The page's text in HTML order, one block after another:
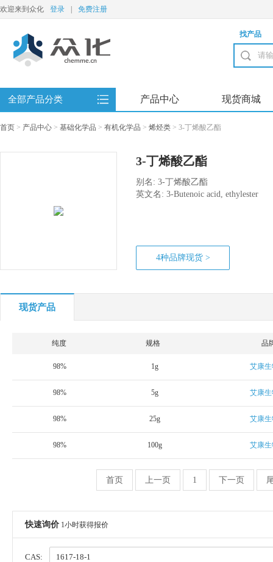
欢迎来到众化 登录 免费注册
找产品
全部产品分类 产品中心 现货商城
首页 > 产品中心 > 基础化学品 > 有机化学品 > 烯烃类 > 3-丁烯酸乙酯
3-丁烯酸乙酯
别名: 3-丁烯酸乙酯
英文名: 3-Butenoic acid, ethylester
4种品牌现货 >
现货产品
纯度 规格 品
98% 1g 艾康
98% 5g 艾康
98% 25g 艾康
98% 100g 艾康
首页 上一页 1 下一页
快速询价 1小时获得报价
CAS: